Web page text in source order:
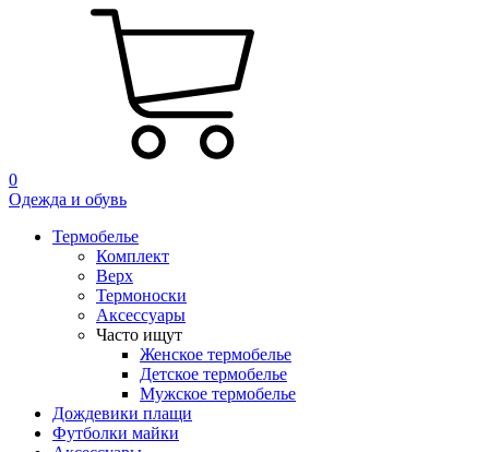
0
Одежда и обувь
Термобелье
Комплект
Верх
Термоноски
Аксессуары
Часто ищут
Женское термобелье
Детское термобелье
Мужское термобелье
Дождевики плащи
Футболки майки